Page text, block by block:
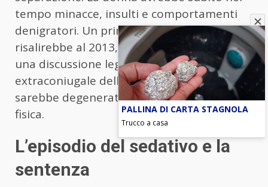
tempo minacce, insulti e comportamenti
denigratori. Un primo grave episodio
risalirebbe al 2013, quando, a seguito di
una discussione legata a una relazione
extraconiugale dell’uomo, la situazione
sarebbe degenerata in un’aggressione
fisica.
L’episodio del sedativo e la
sentenza
PALLINA DI CARTA STAGNOLA
Trucco a casa